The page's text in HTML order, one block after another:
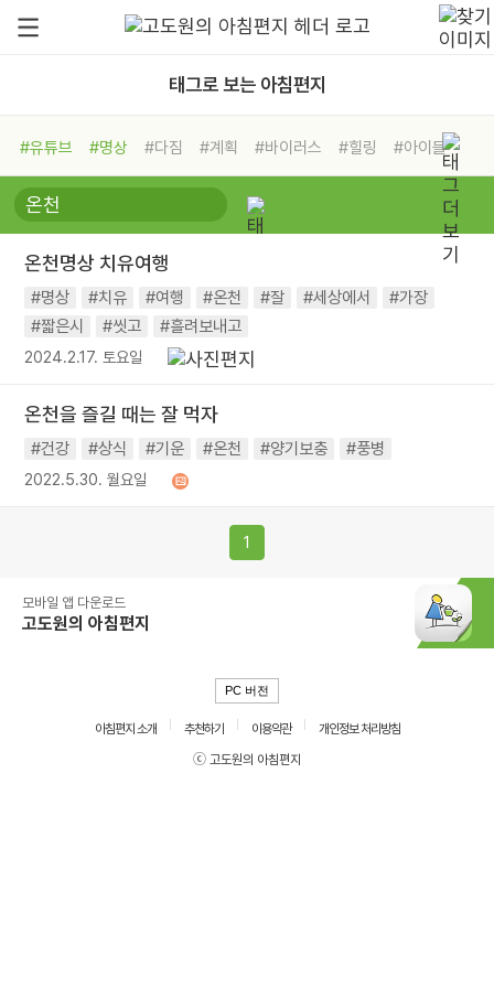
태그로 보는 아침편지
#유튜브 #명상 #다짐 #계획 #바이러스 #힐링
#아이들
#비전캠프
#독서캠프 #삶
#희망
#나눔 #친구 #링컨학교
#독서
#건강 #면역력
온천명상 치유여행
#명상 #치유 #여행 #온천 #잘 #세상에서
#가장
#짧은시
#씻고 #흘려보내고
2024.2.17. 토요일
온천을 즐길 때는 잘 먹자
#건강 #상식 #기운 #온천 #양기보충 #풍병
2022.5.30. 월요일
1
모바일 앱 다운로드
고도원의 아침편지
PC 버전
아침편지 소개 추천하기 이용약관
개인정보 처리방침
ⓒ 고도원의 아침편지